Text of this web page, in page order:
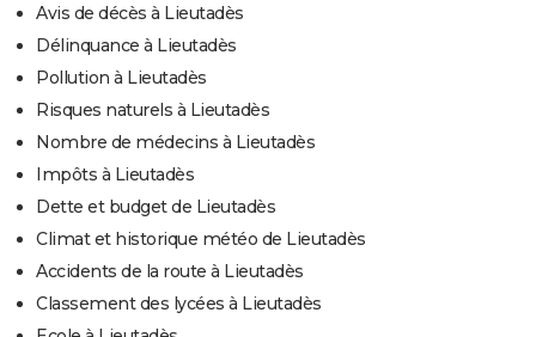
Avis de décès à Lieutadès
Délinquance à Lieutadès
Pollution à Lieutadès
Risques naturels à Lieutadès
Nombre de médecins à Lieutadès
Impôts à Lieutadès
Dette et budget de Lieutadès
Climat et historique météo de Lieutadès
Accidents de la route à Lieutadès
Classement des lycées à Lieutadès